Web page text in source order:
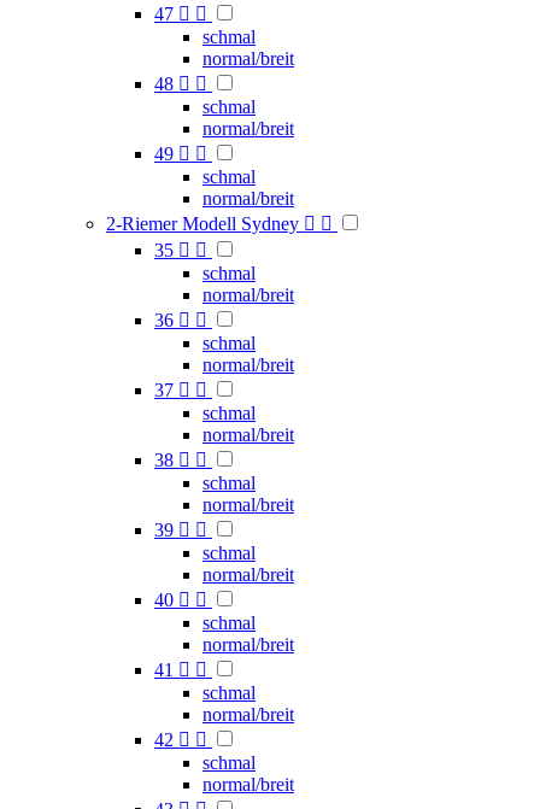
47  
schmal
normal/breit
48  
schmal
normal/breit
49  
schmal
normal/breit
2-Riemer Modell Sydney  
35  
schmal
normal/breit
36  
schmal
normal/breit
37  
schmal
normal/breit
38  
schmal
normal/breit
39  
schmal
normal/breit
40  
schmal
normal/breit
41  
schmal
normal/breit
42  
schmal
normal/breit